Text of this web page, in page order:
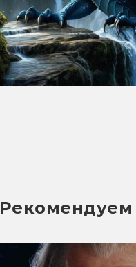
Рекомендуем